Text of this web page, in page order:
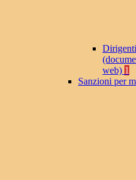
web) 1
Sanzioni per